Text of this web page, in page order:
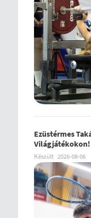
Ezüstérmes
Világjátékokon!
Készült 2026-08-06